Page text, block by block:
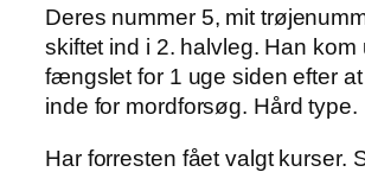
Deres nummer 5, mit
skiftet ind i 2. halvleg. Han kom
fængslet for 1 uge siden efter
inde for mordforsøg. Hård type.
Har forresten fået valgt kurser.